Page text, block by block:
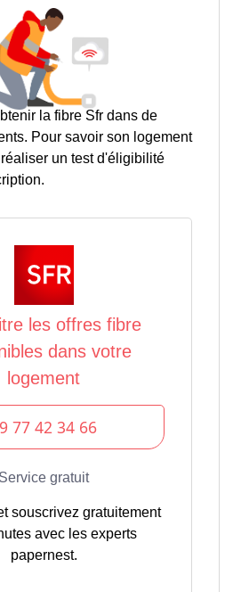
la fibre Sfr dans de
Pour savoir son logement
un test d'éligibilité
souscrivez gratuitement
avec les experts
papernest.